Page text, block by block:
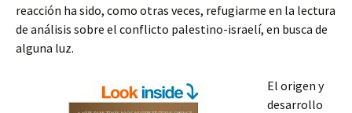
reacción ha sido, como otras veces, refugiarme en la lectura
de análisis sobre el conflicto palestino-israelí, en busca de
alguna luz.
El origen y
desarrollo